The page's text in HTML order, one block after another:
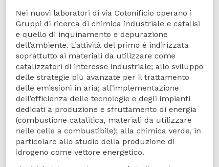
Nei nuovi laboratori di via Cotonificio operano i
Gruppi di ricerca di chimica industriale e catalisi
e quello di inquinamento e depurazione
dell’ambiente. L’attività del primo è indirizzata
soprattutto ai materiali da utilizzare come
catalizzatori di interesse industriale; allo sviluppo
delle strategie più avanzate per il trattamento
delle emissioni in aria; all’implementazione
dell’efficienza delle tecnologie e degli impianti
dedicati a produzione e sfruttamento di energia
(combustione catalitica, materiali da utilizzare
nelle celle a combustibile); alla chimica verde, in
particolare allo studio della produzione di
idrogeno come vettore energetico.